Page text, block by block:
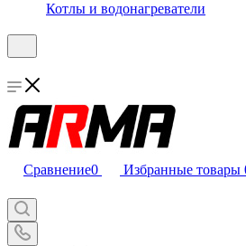
Котлы и водонагреватели
Сравнение0 Избранные товары